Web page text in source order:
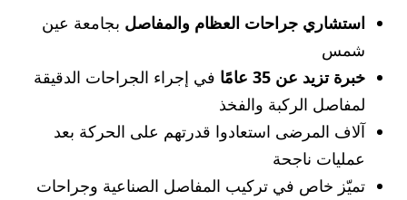
استشاري جراحات العظام والمفاصل بجامعة عين
شمس
خبرة تزيد عن 35 عامًا
في إجراء الجراحات الدقيقة
لمفاصل الركبة والفخذ
آلاف المرضى استعادوا قدرتهم على الحركة بعد
عمليات ناجحة
تميّز خاص في تركيب المفاصل الصناعية وجراحات